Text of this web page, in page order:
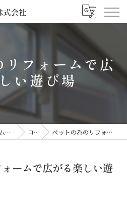
リフォームで広
い遊び場
東京都八王子市のリフォームならコスモトーヨー住器株式会社 コラム ペットの為のリフォームで広がる楽しい遊び場
ームで広がる楽しい遊